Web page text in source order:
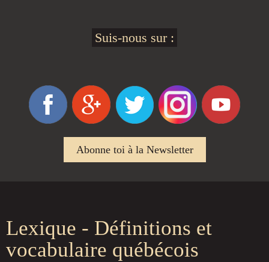
Suis-nous sur :
Abonne toi à la Newsletter
Lexique - Définitions et
vocabulaire québécois